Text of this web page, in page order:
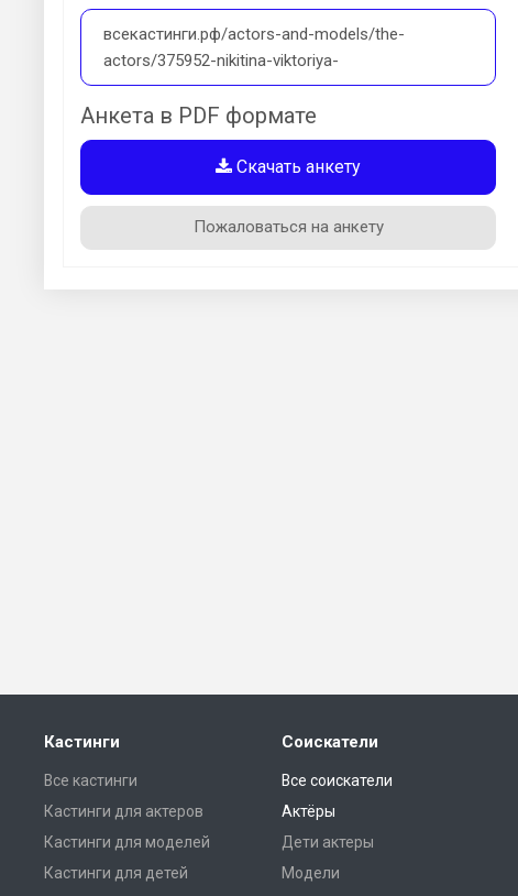
всекастинги.рф/actors-and-models/the-
actors/375952-nikitina-viktoriya-
Анкета в PDF формате
Скачать анкету
Пожаловаться на анкету
Кастинги
Все кастинги
Кастинги для актеров
Кастинги для моделей
Кастинги для детей
Соискатели
Все соискатели
Актёры
Дети актеры
Модели